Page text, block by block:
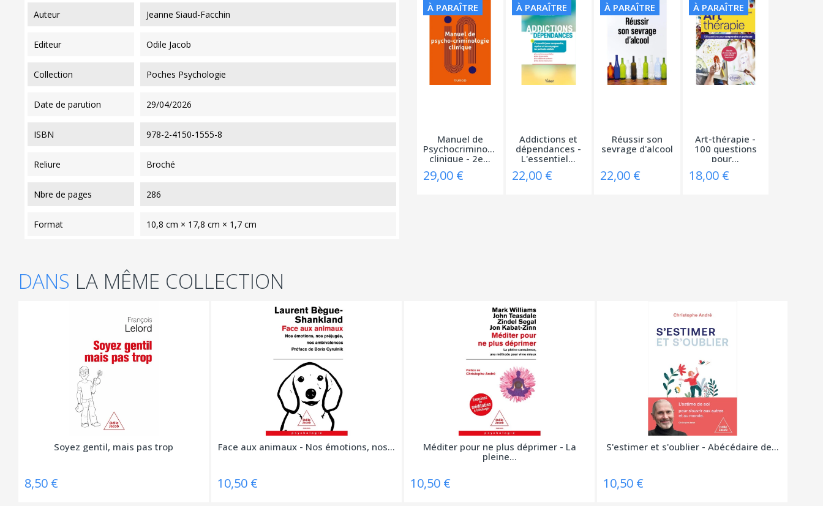
auteur Jeanne Siaud-Facchin
editeur Odile Jacob
collection Poches Psychologie
date de parution 29/04/2026
ISBN 978-2-4150-1555-8
reliure Broché
nbre de pages 286
format 10,8 cm × 17,8 cm × 1,7 cm
À PARAÎTRE
Manuel de
Psychocriminologie
clinique - 2e...
29,00 €
À PARAÎTRE
Addictions et
dépendances -
L'essentiel...
22,00 €
À PARAÎTRE
Réussir son
sevrage d'alcool
22,00 €
À PARAÎTRE
Art-thérapie -
100 questions
pour...
18,00 €
DANS LA MÊME COLLECTION
Soyez gentil, mais pas trop
8,50 €
Face aux animaux - Nos émotions, nos...
10,50 €
Méditer pour ne plus déprimer - La
pleine...
10,50 €
S'estimer et s'oublier - Abécédaire de...
10,50 €